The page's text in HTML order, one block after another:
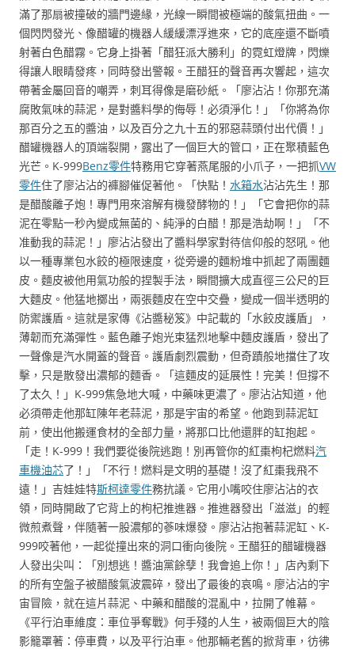
滿了那扇被撞破的牆門邊緣，光線一瞬間被極端的酸氣扭曲。一
個閃閃發光、像醋罐的機器人緩緩漂浮進來，它的底座還不斷噴
射著白色醋霧。它身上掛著「醋狂派大勝利」的霓虹燈牌，閃爍
得讓人眼睛發疼，同時發出警報。王醋狂的聲音再次響起，這次
帶著金屬回音的嘲弄，刺耳得像是磨砂紙。「廖沾沾！你那充滿
腐敗氣味的蒜泥，是對醬料學的侮辱！必須淨化！」「你將為你
那百分之五的醬油，以及百分之九十五的邪惡蒜頭付出代價！」
醋罐機器人的頂端裂開，露出了一個巨大的管口，正在聚積藍色
光芒。K-999Benz零件特務用它穿著燕尾服的小爪子，一把抓VW
零件住了廖沾沾的褲腳催促著他。「快點！ 水箱水沾沾先生！那
是醋酸離子炮！專門用來溶解有機發酵物的！」「它會把你的蒜
泥在零點一秒內變成無菌的、純淨的白醋！那是浩劫啊！」「不
准動我的蒜泥！」廖沾沾發出了醬料學家對待信仰般的怒吼。他
以一種專業包水餃的極限速度，從旁邊的麵粉堆中抓起了兩團麵
皮。麵皮被他用氣功般的捏製手法，瞬間擴大成直徑三公尺的巨
大麵皮。他猛地擲出，兩張麵皮在空中交疊，變成一個半透明的
防禦護盾。這就是家傳《沾醬秘笈》中記載的「水餃皮護盾」，
薄韌而充滿彈性。藍色離子炮光束猛烈地擊中麵皮護盾，發出了
一聲像是汽水開蓋的聲音。護盾劇烈震動，但奇蹟般地擋住了攻
擊，只是散發出濃郁的麵香。「這麵皮的延展性！完美！但撐不
了太久！」K-999焦急地大喊，中藥味更濃了。廖沾沾知道，他
必須帶走他那缸陳年老蒜泥，那是宇宙的希望。他跑到蒜泥缸
前，使出他搬運食材的全部力量，將那口比他還胖的缸抱起。
「走！K-999！我們要從後院逃跑！別再管你的紅棗枸杞燃料汽
車機油芯了！」「不行！燃料是文明的基礎！沒了紅棗我飛不
遠！」吉娃娃特斯柯達零件務抗議。它用小嘴咬住廖沾沾的衣
領，同時開啟了它背上的枸杞推進器。推進器發出「滋滋」的輕
微煎煮聲，伴隨著一股濃郁的蔘味爆發。廖沾沾抱著蒜泥缸、K-
999咬著他，一起從撞出來的洞口衝向後院。王醋狂的醋罐機器
人發出尖叫：「別想逃！醬油黨餘孽！我會追上你！」店內剩下
的所有空盤子被醋酸氣波震碎，發出了最後的哀鳴。廖沾沾的宇
宙冒險，就在這片蒜泥、中藥和醋酸的混亂中，拉開了帷幕。
《平行泊車維度：車位爭奪戰》何手殘的人生，被兩個巨大的陰
影籠罩著：停車費，以及平行泊車。他那輛老舊的掀背車，彷彿